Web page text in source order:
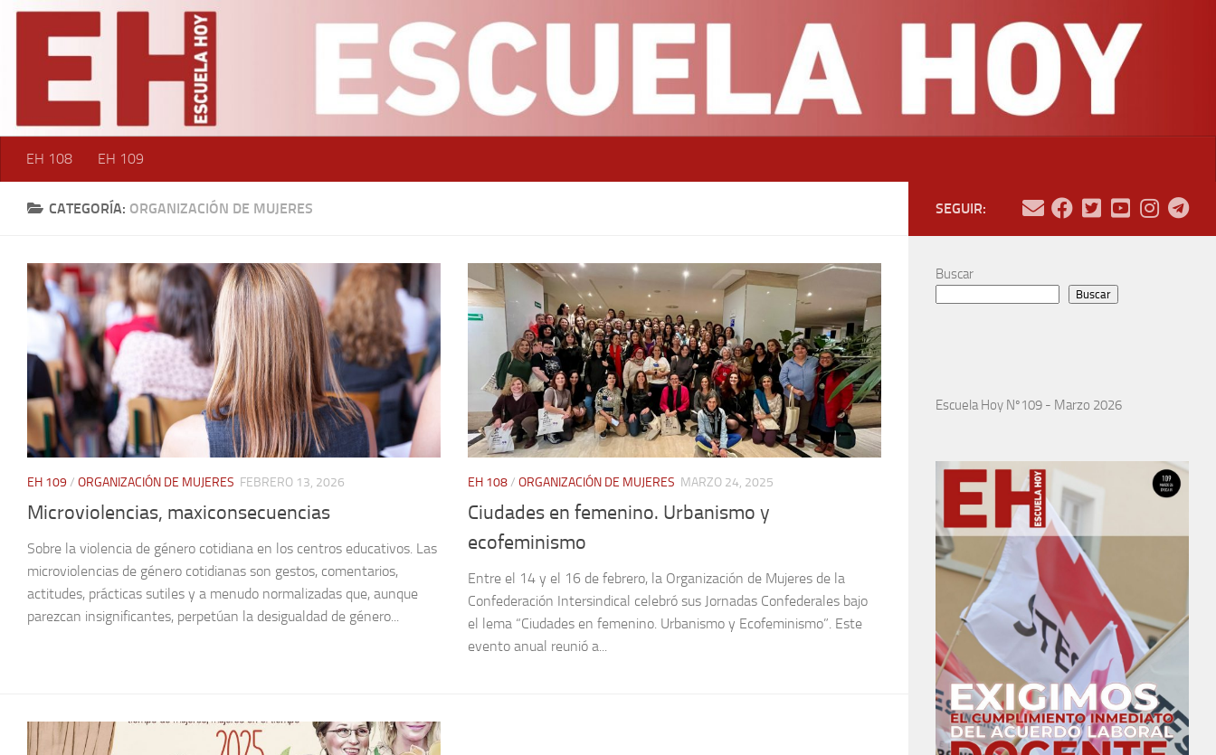
EH 108 EH 109
CATEGORÍA: ORGANIZACIÓN DE MUJERES
EH 109 / ORGANIZACIÓN DE MUJERES FEBRERO 13, 2026
Microviolencias, maxiconsecuencias
Sobre la violencia de género cotidiana en los centros educativos. Las
microviolencias de género cotidianas son gestos, comentarios,
actitudes, prácticas sutiles y a menudo normalizadas que, aunque
parezcan insignificantes, perpetúan la desigualdad de género...
EH 108/ ORGANIZACIÓN DE MUJERES MARZO 24, 2025
Ciudades en femenino. Urbanismo y
ecofeminismo
Entre el 14 y el 16 de febrero, la Organización de Mujeres de la
Confederación Intersindical celebró sus Jornadas Confederales bajo
el lema “Ciudades en femenino. Urbanismo y Ecofeminismo”. Este
evento anual reunió a...
SEGUIR:
Buscar
Buscar
Escuela Hoy Nº109 - Marzo 2026